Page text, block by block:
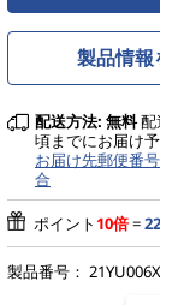
製品情報
配送方法: 無料配送
頃までにお届け予定
お届け先郵便番号
合
ポイント 10倍=
製品番号： 21YU006XJP